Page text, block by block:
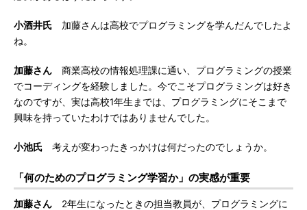
小酒井氏 加藤さんは高校でプログラミングを学んだんでしたよ
ね。
加藤さん 商業高校の情報処理課に通い、プログラミングの授業
でコーディングを経験しました。今でこそプログラミングは好き
なのですが、実は高校1年生までは、プログラミングにそこまで
興味を持っていたわけではありませんでした。
小池氏 考えが変わったきっかけは何だったのでしょうか。
「何のためのプログラミング学習か」の実感が重要
加藤さん 2年生になったときの担当教員が、プログラミングに